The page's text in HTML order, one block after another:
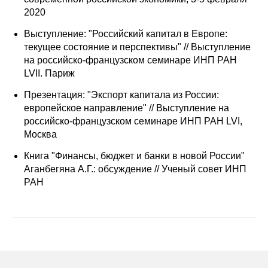
2020
Выступление: "Российский капитал в Европе:
текущее состояние и перспективы" // Выступление
на российско-французском семинаре ИНП РАН
LVII. Париж
Презентация: "Экспорт капитала из России:
европейское направление" // Выступление на
российско-французском семинаре ИНП РАН LVI,
Москва
Книга "Финансы, бюджет и банки в новой России"
Аганбегяна А.Г.: обсуждение // Ученый совет ИНП
РАН